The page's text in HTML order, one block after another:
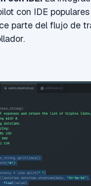
con IDE
parte del flujo de